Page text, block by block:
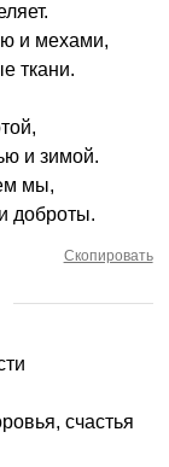
и мехами,
ткани.
и зимой.
мы,
доброты.
Скопировать
счастья